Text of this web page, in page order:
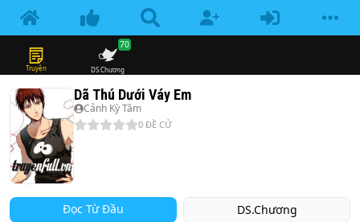
Truyện DS.Chương
70
Dã Thú Dưới Váy Em
Cảnh Kỳ Tâm
0 ĐỀ CỬ
Đọc Từ Đầu DS.Chương